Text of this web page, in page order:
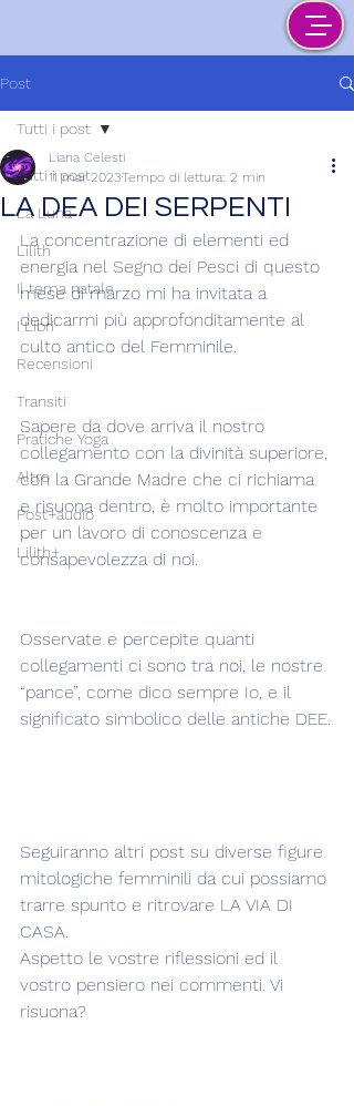
Post
Tutti i post
La Luna
Lilith
Il tema natale
I Libri
Recensioni
Transiti
Pratiche Yoga
Altro
Post+audio
Lilith+
Tutti i post
LA DEA DEI SERPENTI
Liana Celesti
11 mar 2023Tempo di lettura: 2 min
La concentrazione di elementi ed
energia nel Segno dei Pesci di questo
mese di marzo mi ha invitata a
dedicarmi più approfonditamente al
culto antico del Femminile.
Sapere da dove arriva il nostro
collegamento con la divinità superiore,
con la Grande Madre che ci richiama
e risuona dentro, è molto importante
per un lavoro di conoscenza e
consapevolezza di noi.
Osservate e percepite quanti
collegamenti ci sono tra noi, le nostre
“pance”, come dico sempre Io, e il
significato simbolico delle antiche DEE.
Seguiranno altri post su diverse figure
mitologiche femminili da cui possiamo
trarre spunto e ritrovare LA VIA DI
CASA.
Aspetto le vostre riflessioni ed il
vostro pensiero nei commenti. Vi
risuona?